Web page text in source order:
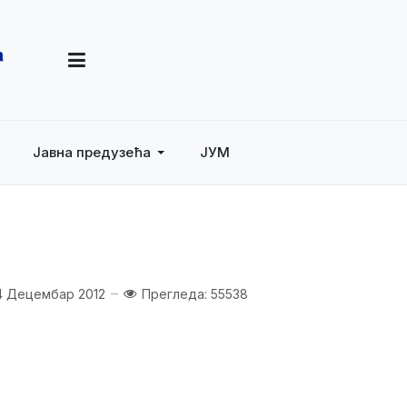
Јавна предузећа ЈУМ
Децембар 2012 Прегледа: 55538